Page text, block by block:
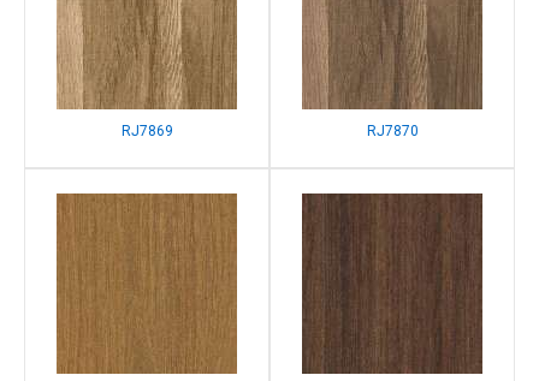
RJ7869 RJ7870